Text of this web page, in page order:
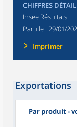
CHIFFRES
Insee Résultats
Paru le : 29/01/
Imprimer
Exportations
Par produit -